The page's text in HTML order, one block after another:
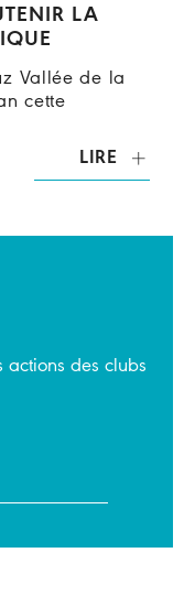
LA
Vallée de la
cette
LIRE
actions des clubs